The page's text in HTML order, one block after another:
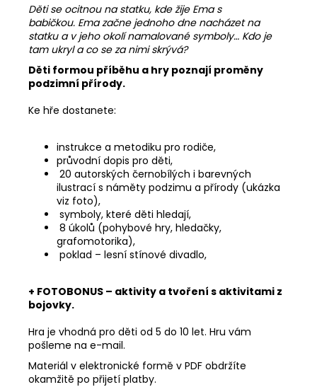
Děti se ocitnou na statku, kde žije Ema s
babičkou. Ema začne jednoho dne nacházet na
statku a v jeho okolí namalované symboly… Kdo je
tam ukryl a co se za nimi skrývá?
Děti formou příběhu a hry poznají proměny
podzimní přírody.
Ke hře dostanete:
instrukce a metodiku pro rodiče,
průvodní dopis pro děti,
20 autorských černobílých i barevných
ilustrací s náměty podzimu a přírody (ukázka
viz foto),
symboly, které děti hledají,
8 úkolů (pohybové hry, hledačky,
grafomotorika),
poklad – lesní stínové divadlo,
+ FOTOBONUS – aktivity a tvoření s aktivitami z
bojovky.
Hra je vhodná pro děti od 5 do 10 let. Hru vám
pošleme na e-mail.
Materiál v elektronické formě v PDF obdržíte
okamžitě po přijetí platby.